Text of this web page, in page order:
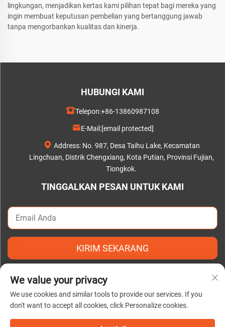
lingkungan, menjadikan kertas kami pilihan tepat bagi mereka yang
ingin membuat keputusan pembelian yang bertanggung jawab
tanpa mengorbankan kualitas dan kinerja.
HUBUNGI KAMI
Telepon:+86-13860987108
E-Mail:[email protected]
Address: No. 987, Desa Taihu Lake, Kecamatan
Lingchuan, Distrik Chengxiang, Kota Putian, Provinsi Fujian,
Tiongkok.
TINGGALKAN PESAN UNTUK KAMI
KIRIM SEKARANG
Hak Cipta © 2025 oleh Putian C&Q Paper Co., Ltd. |
Privasi
We value your privacy
We use cookies and similar tools to provide our services. If you
don't want to accept all cookies, click Personalize cookies.